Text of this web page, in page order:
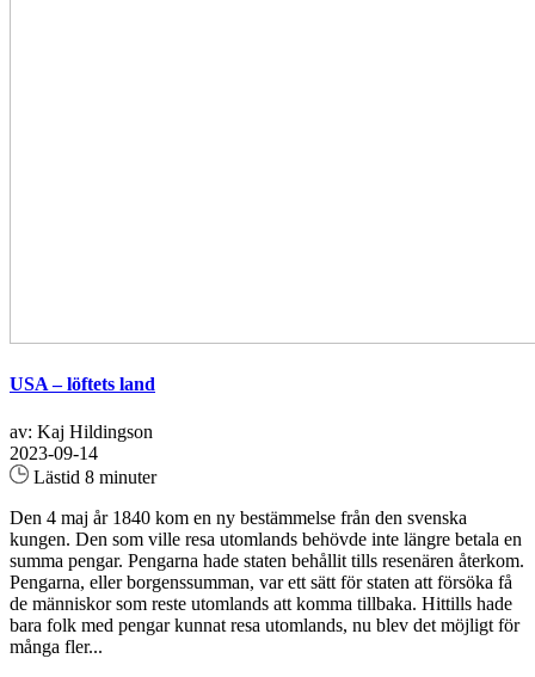
USA – löftets land
av: Kaj Hildingson
2023-09-14
Lästid 8 minuter
Den 4 maj år 1840 kom en ny bestämmelse från den svenska
kungen. Den som ville resa utomlands behövde inte längre betala en
summa pengar. Pengarna hade staten behållit tills resenären återkom.
Pengarna, eller borgenssumman, var ett sätt för staten att försöka få
de människor som reste utomlands att komma tillbaka. Hittills hade
bara folk med pengar kunnat resa utomlands, nu blev det möjligt för
många fler...